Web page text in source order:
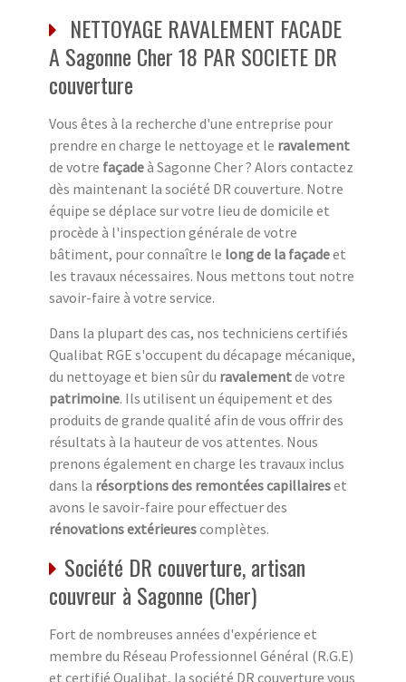
NETTOYAGE RAVALEMENT FACADE
A Sagonne Cher 18 PAR SOCIETE DR
couverture
Vous êtes à la recherche d'une entreprise pour
prendre en charge le nettoyage et le ravalement
de votre façadeà Sagonne Cher ? Alors contactez
dès maintenant la société DR couverture. Notre
équipe se déplace sur votre lieu de domicile et
procède à l'inspection générale de votre
bâtiment, pour connaître le long de la façadeet
les travaux nécessaires. Nous mettons tout notre
savoir-faire à votre service.
Dans la plupart des cas, nos techniciens certifiés
Qualibat RGE s'occupent du décapage mécanique,
du nettoyage et bien sûr du ravalementde votre
patrimoine. Ils utilisent un équipement et des
produits de grande qualité afin de vous offrir des
résultats à la hauteur de vos attentes. Nous
prenons également en charge les travaux inclus
dans la résorptions des remontées capillaireset
avons le savoir-faire pour effectuer des
rénovations extérieurescomplètes.
Société DR couverture, artisan
couvreur à Sagonne (Cher)
Fort de nombreuses années d'expérience et
membre du Réseau Professionnel Général (R.G.E)
et certifié Qualibat, la société DR couverture vous